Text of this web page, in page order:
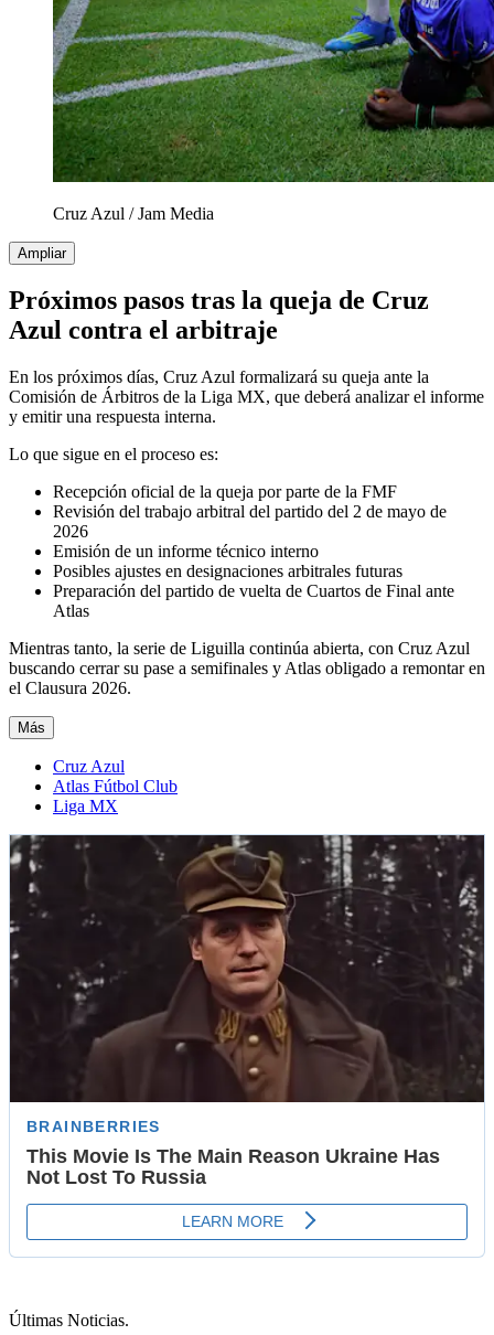
Cruz Azul /Jam Media
Ampliar
Próximos pasos tras la queja de Cruz
Azul contra el arbitraje
En los próximos días, Cruz Azul formalizará su queja ante la
Comisión de Árbitros de la Liga MX, que deberá analizar el informe
y emitir una respuesta interna.
Lo que sigue en el proceso es:
Recepción oficial de la queja por parte de la FMF
Revisión del trabajo arbitral del partido del 2 de mayo de
2026
Emisión de un informe técnico interno
Posibles ajustes en designaciones arbitrales futuras
Preparación del partido de vuelta de Cuartos de Final ante
Atlas
Mientras tanto, la serie de Liguilla continúa abierta, con Cruz Azul
buscando cerrar su pase a semifinales y Atlas obligado a remontar en
el Clausura 2026.
Más
Cruz Azul
Atlas Fútbol Club
Liga MX
Últimas Noticias.